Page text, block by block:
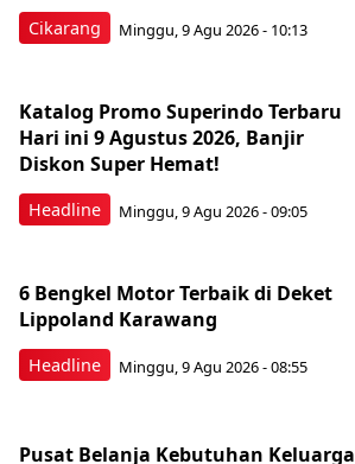
Cikarang Minggu, 9 Agu 2026 - 10:13
Headline
Katalog Promo Superindo Terbaru
Hari ini 9 Agustus 2026, Banjir
Diskon Super Hemat!
Minggu, 9 Agu 2026 - 09:05
Headline
6 Bengkel Motor Terbaik di Deket
Lippoland Karawang
Minggu, 9 Agu 2026 - 08:55
Pusat Belanja Kebutuhan Keluarga